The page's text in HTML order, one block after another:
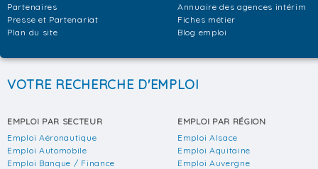
Partenaires
Presse et Partenariat
Plan du site
Annuaire des agences intérim
Fiches métier
Blog emploi
VOTRE RECHERCHE D'EMPLOI
EMPLOI PAR SECTEUR
Emploi Aéronautique
Emploi Automobile
Emploi Banque / Finance
EMPLOI PAR RÉGION
Emploi Alsace
Emploi Aquitaine
Emploi Auvergne